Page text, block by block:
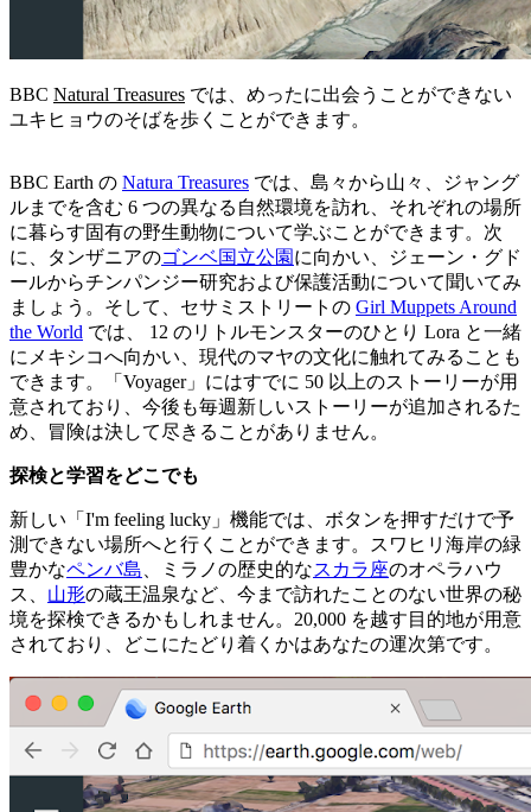
BBC Natural Treasures では、めったに出会うことができない
ユキヒョウのそばを歩くことができます。
BBC Earth の Natura Treasures では、島々から山々、ジャング
ルまでを含む 6 つの異なる自然環境を訪れ、それぞれの場所
に暮らす固有の野生動物について学ぶことができます。次
に、タンザニアのゴンベ国立公園 に向かい、ジェーン・グド
ールからチンパンジー研究および保護活動について聞いてみ
ましょう。そして、セサミストリートの Girl Muppets Around
the World では、 12 のリトルモンスターのひとり Lora と一緒
にメキシコへ向かい、現代のマヤの文化に触れてみることも
できます。「Voyager」にはすでに 50 以上のストーリーが用
意されており、今後も毎週新しいストーリーが追加されるた
め、冒険は決して尽きることがありません。
探検と学習をどこでも
新しい「I'm feeling lucky」機能では、ボタンを押すだけで予
測できない場所へと行くことができます。スワヒリ海岸の緑
豊かなペンバ島 、ミラノの歴史的なスカラ座のオペラハウ
ス、 山形の蔵王温泉など、今まで訪れたことのない世界の秘
境を探検できるかもしれません。20,000 を越す目的地が用意
されており、どこにたどり着くかはあなたの運次第です。